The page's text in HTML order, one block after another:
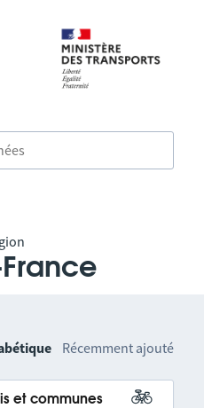
France
Récemment ajouté
et communes